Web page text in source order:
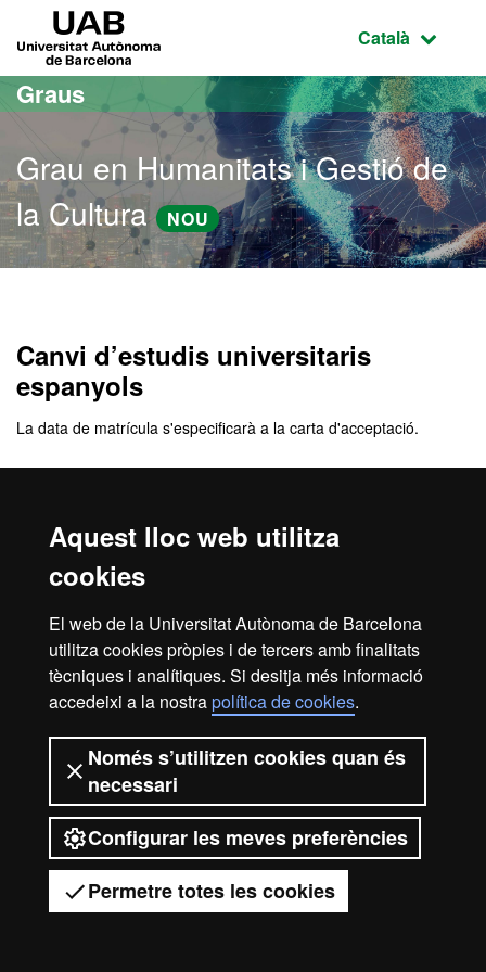
Aquest lloc web utilitza
cookies
El web de la Universitat Autònoma de Barcelona
utilitza cookies pròpies i de tercers amb finalitats
tècniques i analítiques. Si desitja més informació
accedeixi a la nostrapolítica de cookies.
Només s’utilitzen cookies quan és
necessari
Configurar les meves preferències
Permetre totes les cookies
Ves al contingut principal
Ves a la navegació de la pàgina
Idioma
Català
Graus
Grau en Humanitats i Gestió de
la Cultura NOU
Tens dubtes?
Canvi d’estudis universitaris
espanyols
La data de matrícula s'especificarà a la carta d'acceptació.
Barcelona